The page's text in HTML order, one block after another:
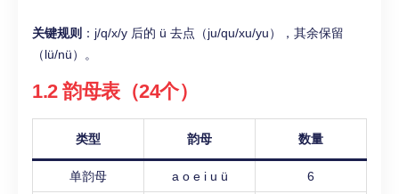
关键规则 ：j/q/x/y 后的 ü 去点（ju/qu/xu/yu），其余保留
（lü/nü）。
1.2 韵母表（24个）
类型 韵母 数量
单韵母 a o e i u ü 6